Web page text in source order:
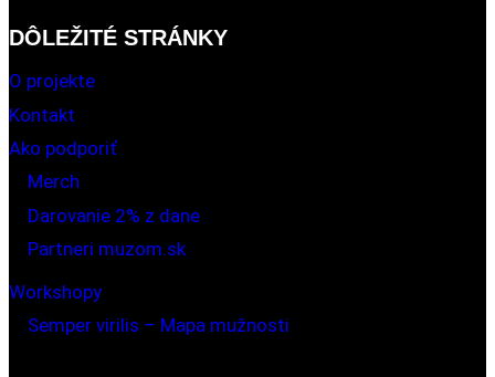
DÔLEŽITÉ STRÁNKY
O projekte
Kontakt
Ako podporiť
Merch
Darovanie 2% z dane
Partneri muzom.sk
Workshopy
Semper virilis – Mapa mužnosti